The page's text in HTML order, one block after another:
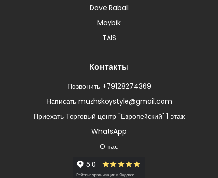
Dave Raball
Maybik
TAIS
Контакты
Позвонить +79128274369
Написать muzhskoystyle@gmail.com
Приехать Торговый центр "Европейский" 1 этаж
WhatsApp
О нас